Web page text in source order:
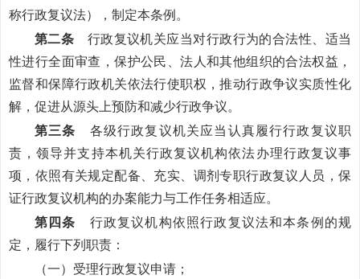
称行政复议法），制定本条例。
第二条 行政复议机关应当对行政行为的合法性、适当
性进行全面审查，保护公民、法人和其他组织的合法权益，
监督和保障行政机关依法行使职权，推动行政争议实质性化
解，促进从源头上预防和减少行政争议。
第三条 各级行政复议机关应当认真履行行政复议职
责，领导并支持本机关行政复议机构依法办理行政复议事
项，依照有关规定配备、充实、调剂专职行政复议人员，保
证行政复议机构的办案能力与工作任务相适应。
第四条 行政复议机构依照行政复议法和本条例的规
定，履行下列职责：
（一）受理行政复议申请；